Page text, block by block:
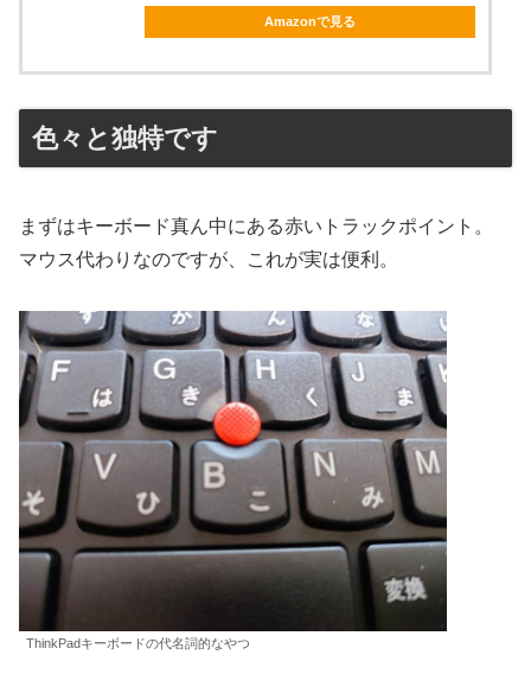
Amazonで見る
色々と独特です
まずはキーボード真ん中にある赤いトラックポイント。
マウス代わりなのですが、これが実は便利。
ThinkPadキーボードの代名詞的なやつ